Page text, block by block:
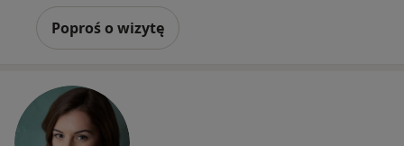
Poproś o wizytę